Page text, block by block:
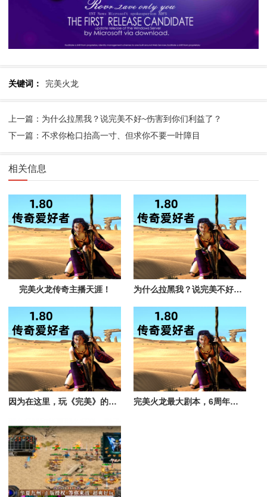
关键词： 完美火龙
上一篇：为什么拉黑我？说完美不好~伤害到你们利益了？
下一篇：不求你枪口抬高一寸、但求你不要一叶障目
相关信息
完美火龙传奇主播天涯！ 为什么拉黑我？说完美不好~伤害到你们利益了？
因为在这里，玩《完美》的没好人，只有利益关系 完美火龙最大剧本，6周年活动！